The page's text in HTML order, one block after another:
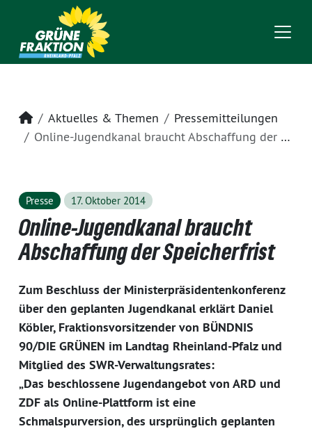
Startseite
Aktuelles & Themen
Pressemitteilungen
Online-Jugendkanal braucht Abschaffung der Speicherfrist
Presse 17. Oktober 2014
Online-Jugendkanal braucht
Abschaffung der Speicherfrist
Zum Beschluss der Ministerpräsidentenkonferenz
über den geplanten Jugendkanal erklärt Daniel
Köbler, Fraktionsvorsitzender von BÜNDNIS
90/DIE GRÜNEN im Landtag Rheinland-Pfalz und
Mitglied des SWR-Verwaltungsrates:
„Das beschlossene Jugendangebot von ARD und
ZDF als Online-Plattform ist eine
Schmalspurversion, des ursprünglich geplanten